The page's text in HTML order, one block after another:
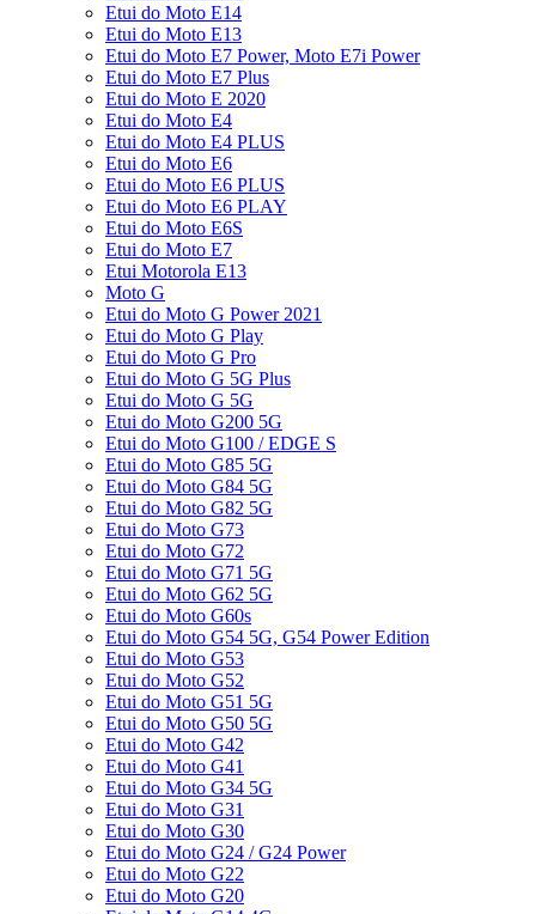
Etui do Moto E14
Etui do Moto E13
Etui do Moto E7 Power, Moto E7i Power
Etui do Moto E7 Plus
Etui do Moto E 2020
Etui do Moto E4
Etui do Moto E4 PLUS
Etui do Moto E6
Etui do Moto E6 PLUS
Etui do Moto E6 PLAY
Etui do Moto E6S
Etui do Moto E7
Etui Motorola E13
Moto G
Etui do Moto G Power 2021
Etui do Moto G Play
Etui do Moto G Pro
Etui do Moto G 5G Plus
Etui do Moto G 5G
Etui do Moto G200 5G
Etui do Moto G100 / EDGE S
Etui do Moto G85 5G
Etui do Moto G84 5G
Etui do Moto G82 5G
Etui do Moto G73
Etui do Moto G72
Etui do Moto G71 5G
Etui do Moto G62 5G
Etui do Moto G60s
Etui do Moto G54 5G, G54 Power Edition
Etui do Moto G53
Etui do Moto G52
Etui do Moto G51 5G
Etui do Moto G50 5G
Etui do Moto G42
Etui do Moto G41
Etui do Moto G34 5G
Etui do Moto G31
Etui do Moto G30
Etui do Moto G24 / G24 Power
Etui do Moto G22
Etui do Moto G20